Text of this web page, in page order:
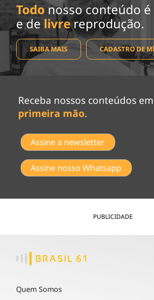
Todo nosso conteúdo
e de livrereprodução.
SAIBA MAIS CADASTRO DE
Receba nossos conteúdos em
primeira mão.
Assine a newsletter
Assine nosso Whatsapp
PUBLICIDADE
Quem Somos